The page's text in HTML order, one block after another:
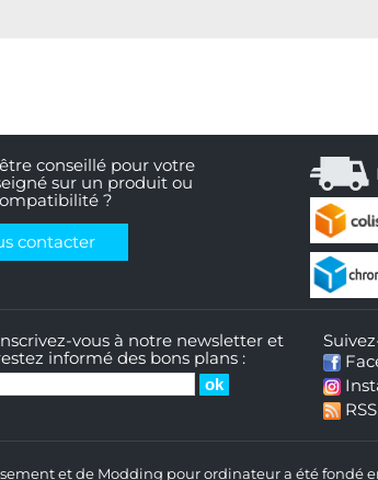
conseillé pour votre
sur un produit ou
?
contacter
vous à notre newsletter et
informé des bons plans :
et de Modding pour ordinateur a été fondé